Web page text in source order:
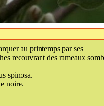
au printemps par ses
recouvrant des rameaux
spinosa.
noire.